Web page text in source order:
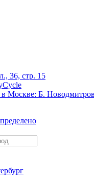
36, стр. 15
в Москве: Б.